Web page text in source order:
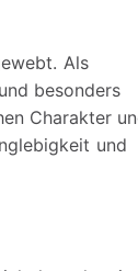
Als
besonders
Charakter
und